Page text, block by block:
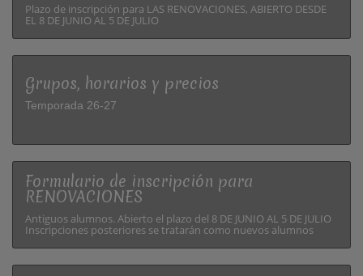
Plazo de inscripción para LAS RENOVACIONES, ABIERTO DESDE
EL 8 DE JUNIO AL 5 DE JULIO
Grupos, horarios y precios
Temporada 26-27
Formulario de inscripción para
RENOVACIONES
Antiguos alumnos. Abierto el plazo del 8 DE JUNIO AL 5 DE JULIO
Inscripciones posteriores se tratarán como nuevos alumnos